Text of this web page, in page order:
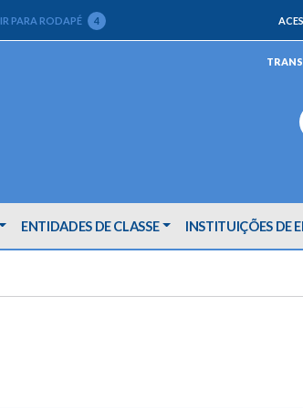
IR PARA RODAPÉ 4
ENTIDADES DE CLASSE INSTITUIÇÕES DE